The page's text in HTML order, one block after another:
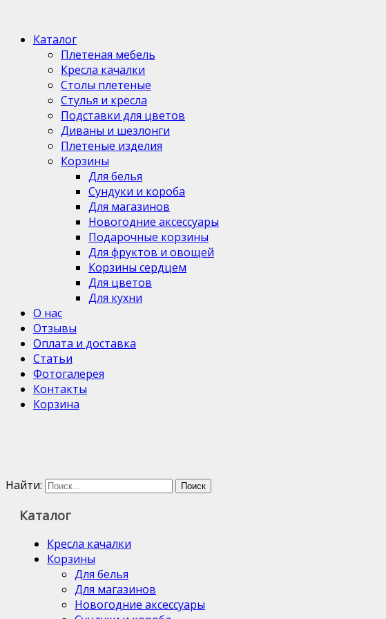
Каталог
Плетеная мебель
Кресла качалки
Столы плетеные
Стулья и кресла
Подставки для цветов
Диваны и шезлонги
Плетеные изделия
Корзины
Для белья
Сундуки и короба
Для магазинов
Новогодние аксессуары
Подарочные корзины
Для фруктов и овощей
Корзины сердцем
Для цветов
Для кухни
О нас
Отзывы
Оплата и доставка
Статьи
Фотогалерея
Контакты
Корзина
Найти:
Каталог
Кресла качалки
Корзины
Для белья
Для магазинов
Новогодние аксессуары